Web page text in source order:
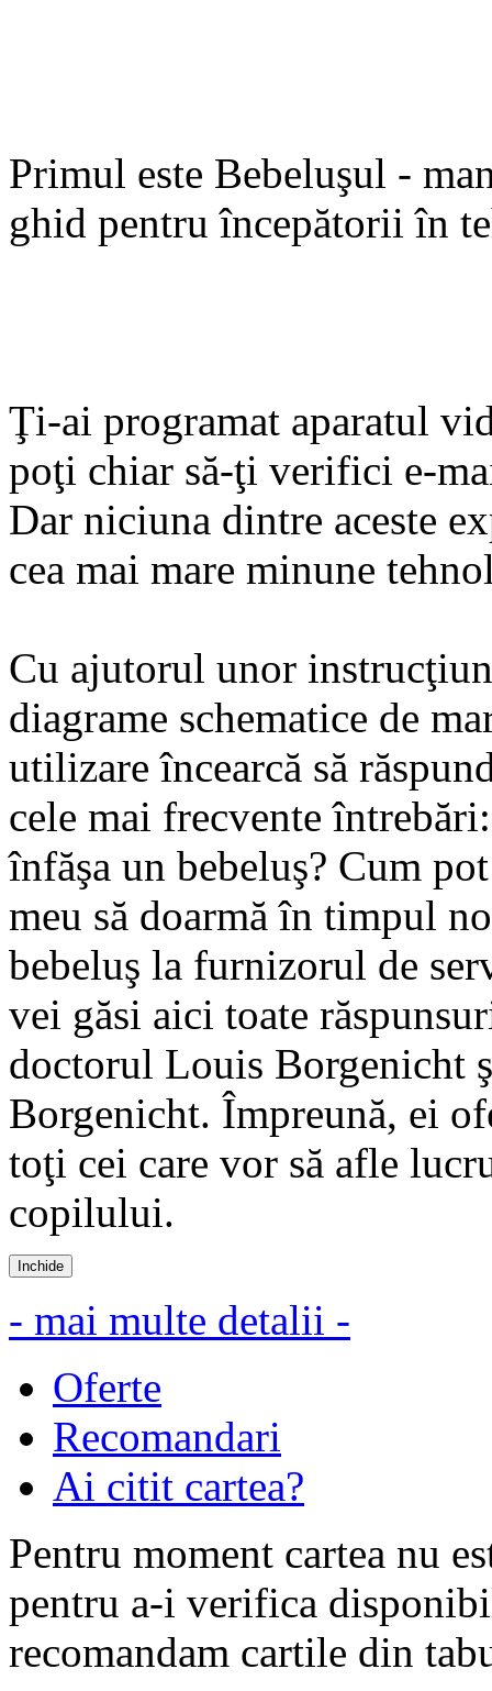
Primul este Bebeluşul -
ghid pentru începătorii în
Ţi-ai programat aparatul
poţi chiar să-ţi verifici e-
Dar niciuna dintre aceste
cea mai mare minune
Cu ajutorul unor
diagrame schematice de
utilizare încearcă să
cele mai frecvente
înfăşa un bebeluş? Cum
meu să doarmă în timpul
bebeluş la furnizorul de
vei găsi aici toate
doctorul Louis Borgenicht
Borgenicht. Împreună, ei
toţi cei care vor să afle
copilului.
Inchide
- mai multe detalii -
Oferte
Recomandari
Ai citit cartea?
Pentru moment cartea nu
pentru a-i verifica
recomandam cartile din